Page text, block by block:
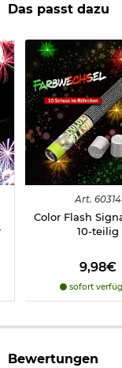
Zur Verwendung mit
Wichtige
Jahren - Dieser
uns einen
nicht vorliegt. (bitte
Infos anklicken)
Das passt dazu
Art. 60314
Color Flash
10-teilig
9,98€
sofort
Bewertungen